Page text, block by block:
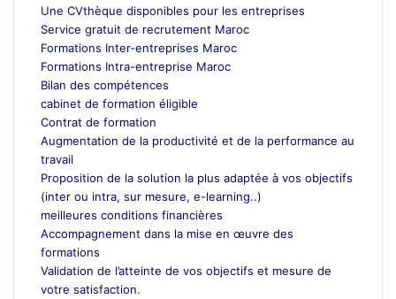
Une CVthèque disponibles pour les entreprises
Service gratuit de recrutement Maroc
Formations Inter-entreprises Maroc
Formations Intra-entreprise Maroc
Bilan des compétences
cabinet de formation éligible
Contrat de formation
Augmentation de la productivité et de la performance au
travail
Proposition de la solution la plus adaptée à vos objectifs
(inter ou intra, sur mesure, e-learning..)
meilleures conditions financières
Accompagnement dans la mise en œuvre des
formations
Validation de l’atteinte de vos objectifs et mesure de
votre satisfaction.